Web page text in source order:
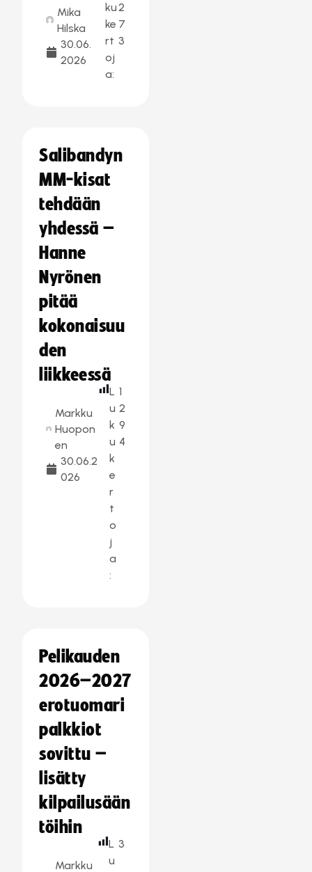
Mika
Hilska
30.06.
2026
ku
ke
rt
oj
a:
2
7
3
Salibandyn
MM-kisat
tehdään
yhdessä –
Hanne
Nyrönen
pitää
kokonaisuu
den
liikkeessä
Markku
Huopon
en
30.06.2
026
L
u
k
u
k
e
r
t
o
j
a
:
1
2
9
4
Pelikauden
2026–2027
erotuomari
palkkiot
sovittu –
lisätty
kilpailusään
töihin
Markku
L
u
3